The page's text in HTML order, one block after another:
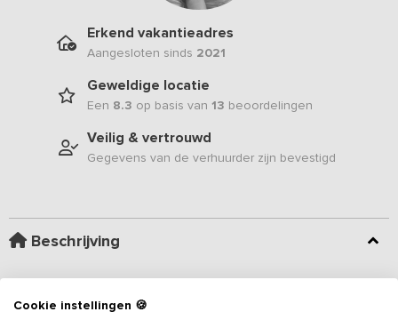
Erkend vakantieadres
Aangesloten sinds 2021
Geweldige locatie
Een 8.3 op basis van 13 beoordelingen
Veilig & vertrouwd
Gegevens van de verhuurder zijn bevestigd
Beschrijving
Veluwse bossen, aan het eind van een kilometer lange bosweg.
Cookie instellingen 🍪